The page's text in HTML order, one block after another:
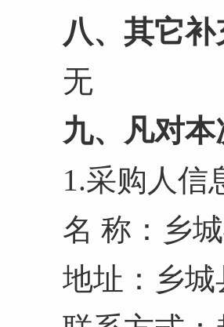
八、其它
无
九、凡对
1.采购人信
名 称：
地址：